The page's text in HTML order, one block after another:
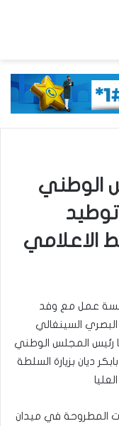
الوطني
الاعلامي
جلسة عمل مع وفد
السينغالي
رئيس المجلس الوطني
ديان بزيارة السلطة
المطروحة في ميدان